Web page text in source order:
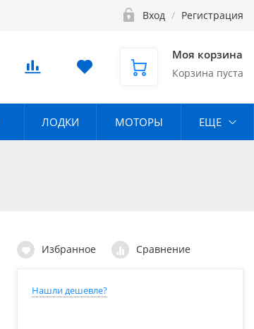
Вход / Регистрация
Моя корзина
Корзина пуста
ЛОДКИ МОТОРЫ ЕЩЕ
Избранное Сравнение
Нашли дешевле?